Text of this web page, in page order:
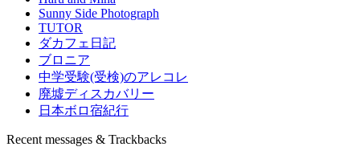
Sunny Side Photograph
TUTOR
ダカフェ日記
ブロニア
中学受験(受検)のアレコレ
廃墟ディスカバリー
日本ボロ宿紀行
Recent messages & Trackbacks